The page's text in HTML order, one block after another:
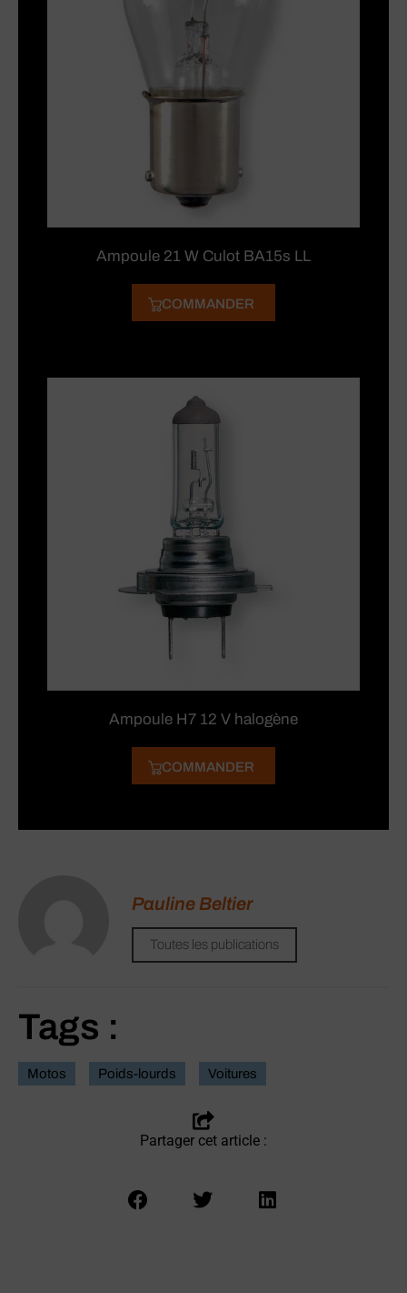
Ampoule 21 W Culot BA15s LL
COMMANDER
Ampoule H7 12 V halogène
COMMANDER
Pauline Beltier
Toutes les publications
Tags :
Motos Poids-lourds Voitures
Partager cet article :